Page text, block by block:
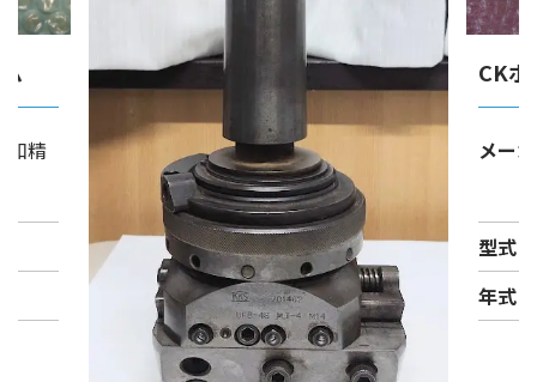
和精
CKボ
メー
型式
年式